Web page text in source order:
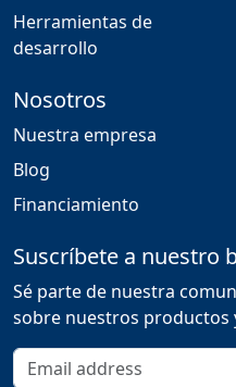
Herramientas de
desarrollo
Nosotros
Nuestra empresa
Blog
Financiamiento
Suscríbete a nuestro
Sé parte de nuestra
sobre nuestros productos
Correo electrónico